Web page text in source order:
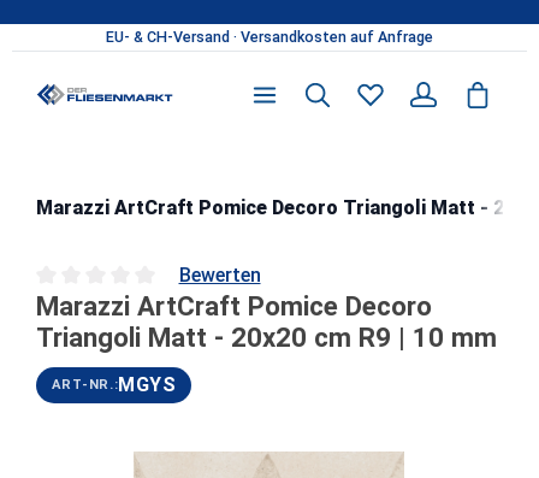
Zum Hauptinhalt springen
Marazzi ArtCraft Pomice Decoro Triangoli Matt -
Durchschnittliche Bewertung von 0 von 5 Sternen
Bewerten
Marazzi ArtCraft Pomice Decoro
Triangoli Matt - 20x20 cm R9 | 10 mm
ART-NR.: MGYS
Bildergalerie überspringen